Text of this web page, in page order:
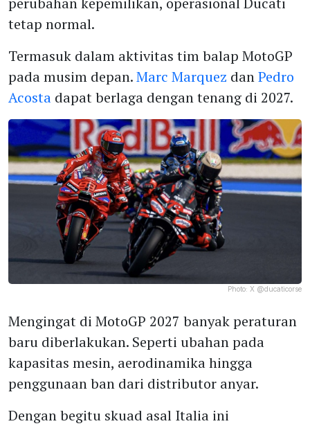
tetap normal.
Termasuk dalam aktivitas tim balap MotoGP
pada musim depan.Marc Marquez danPedro
Acosta dapat berlaga dengan tenang di 2027.
Photo: X @ducaticorse
Mengingat di MotoGP 2027 banyak peraturan
baru diberlakukan. Seperti ubahan pada
kapasitas mesin, aerodinamika hingga
penggunaan ban dari distributor anyar.
Dengan begitu skuad asal Italia ini